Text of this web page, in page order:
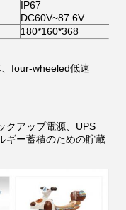
IP67
DC60V~87.6V
180*160*368
four-wheeled低速
クアップ電源、UPS
ギー蓄積のための貯蔵